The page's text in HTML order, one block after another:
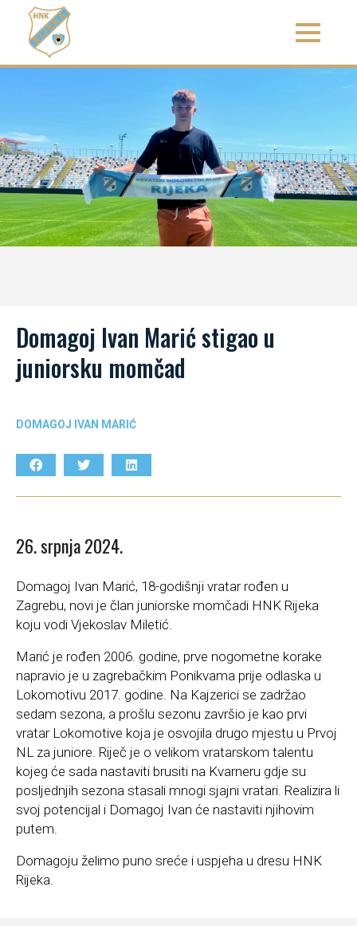
Domagoj Ivan Marić stigao u
juniorsku momčad
DOMAGOJ IVAN MARIĆ
26. srpnja 2024.
Domagoj Ivan Marić, 18-godišnji vratar rođen u
Zagrebu, novi je član juniorske momčadi HNK Rijeka
koju vodi Vjekoslav Miletić.
Marić je rođen 2006. godine, prve nogometne korake
napravio je u zagrebačkim Ponikvama prije odlaska u
Lokomotivu 2017. godine. Na Kajzerici se zadržao
sedam sezona, a prošlu sezonu završio je kao prvi
vratar Lokomotive koja je osvojila drugo mjestu u Prvoj
NL za juniore. Riječ je o velikom vratarskom talentu
kojeg će sada nastaviti brusiti na Kvarneru gdje su
posljednjih sezona stasali mnogi sjajni vratari. Realizira li
svoj potencijal i Domagoj Ivan će nastaviti njihovim
putem.
Domagoju želimo puno sreće i uspjeha u dresu HNK
Rijeka.